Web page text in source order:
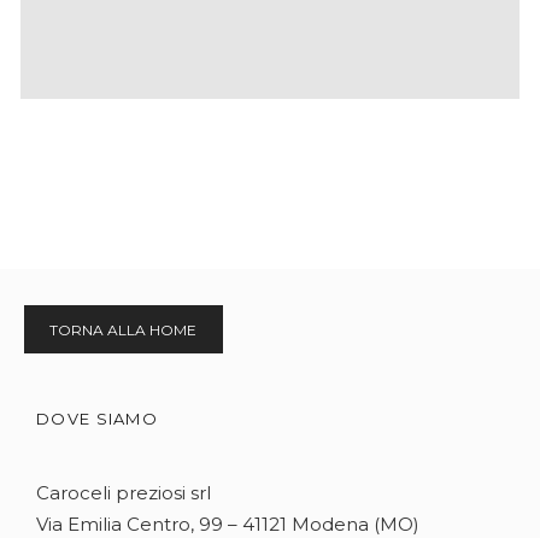
TORNA ALLA HOME
DOVE SIAMO
Caroceli preziosi srl
Via Emilia Centro, 99 – 41121 Modena (MO)